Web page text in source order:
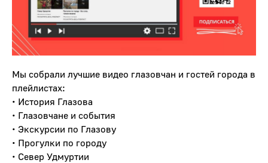
Мы собрали лучшие видео глазовчан и гостей города в
плейлистах:
• История Глазова
• Глазовчане и события
• Экскурсии по Глазову
• Прогулки по городу
• Север Удмуртии